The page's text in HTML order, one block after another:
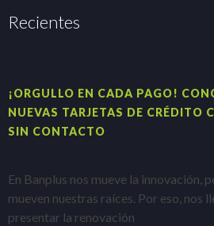
Recientes
¡ORGULLO EN CADA PAGO!
NUEVAS TARJETAS DE CRÉDITO
SIN CONTACTO
En Banplus nos mueve la innovación,
mueven nuestras raíces. Por eso, nos
presentar la renovación